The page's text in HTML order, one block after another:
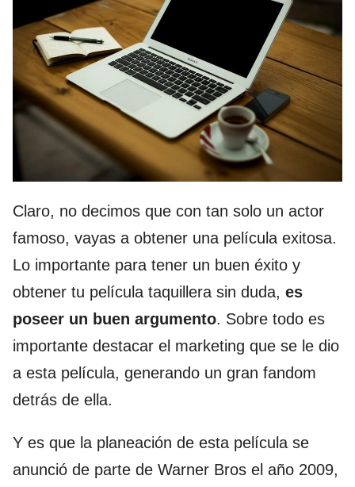
Claro, no decimos que con tan solo un actor
famoso, vayas a obtener una película exitosa.
Lo importante para tener un buen éxito y
obtener tu película taquillera sin duda, es
poseer un buen argumento. Sobre todo es
importante destacar el marketing que se le dio
a esta película, generando un gran fandom
detrás de ella.
Y es que la planeación de esta película se
anunció de parte de Warner Bros el año 2009,